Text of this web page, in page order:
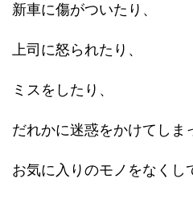
新車に傷がついたり、
上司に怒られたり、
ミスをしたり、
だれかに迷惑をかけてしま
お気に入りのモノをなくし